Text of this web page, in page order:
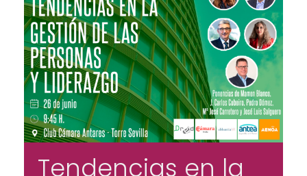
Tendencias en la